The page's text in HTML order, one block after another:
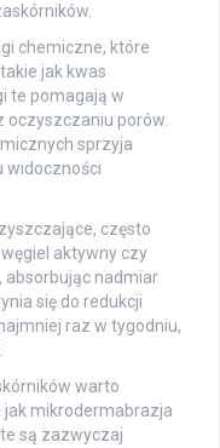
chemiczne, które
jak kwas
te pomagają w
oczyszczaniu porów.
sprzyja
widoczności
często
aktywny czy
absorbując nadmiar
się do redukcji
raz w tygodniu,
warto
mikrodermabrazja
są zazwyczaj